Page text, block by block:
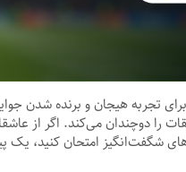
فرصتی عالی برای تجربه هیجان و
را دوچندان می‌کند. اگر از
شگفت‌انگیز امتحان کنید، یک